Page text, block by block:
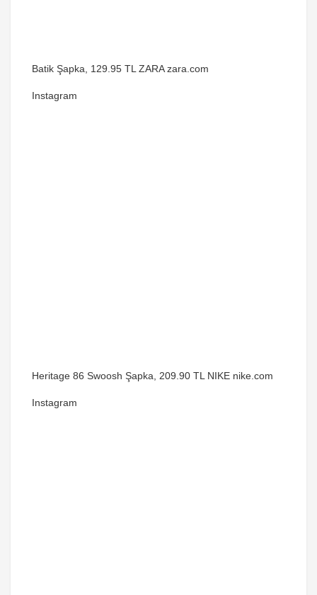
Batik Şapka, 129.95 TL ZARA zara.com
Instagram
Heritage 86 Swoosh Şapka, 209.90 TL NIKE nike.com
Instagram